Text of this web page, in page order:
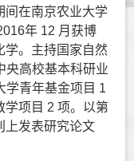
间在南京农业大学
年 12 月获博
学。主持国家自然
央高校基本科研业
学青年基金项目 1
学项目 2 项。以第
上发表研究论文